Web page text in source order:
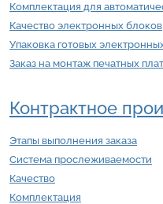
Комплектация для
Качество электронных блоков
Упаковка готовых
Заказ на монтаж печатных плат
Контрактное
Этапы выполнения заказа
Система прослеживаемости
Качество
Комплектация